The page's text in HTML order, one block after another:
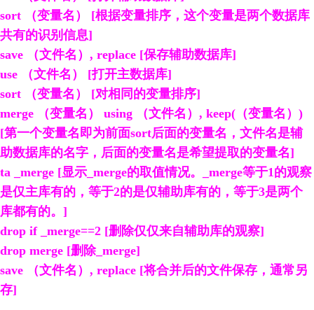
sort （变量名） [根据变量排序，这个变量是两个数据库
共有的识别信息]
save （文件名）, replace [保存辅助数据库]
use （文件名） [打开主数据库]
sort （变量名） [对相同的变量排序]
merge （变量名） using （文件名）, keep(（变量名）)
[第一个变量名即为前面sort后面的变量名，文件名是辅
助数据库的名字，后面的变量名是希望提取的变量名]
ta _merge [显示_merge的取值情况。_merge等于1的观察
是仅主库有的，等于2的是仅辅助库有的，等于3是两个
库都有的。]
drop if _merge==2 [删除仅仅来自辅助库的观察]
drop merge [删除_merge]
save （文件名）, replace [将合并后的文件保存，通常另
存]